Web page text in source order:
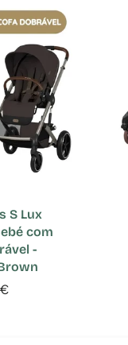
S Lux
com
-